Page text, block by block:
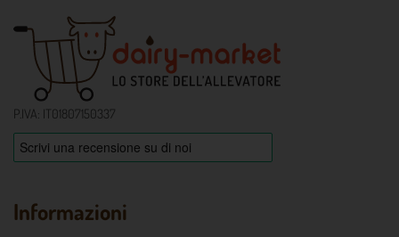
P.IVA: IT01807150337
Informazioni